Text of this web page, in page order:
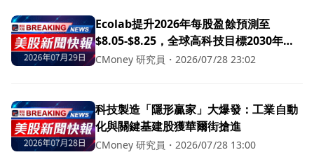
Ecolab提升2026年每股盈餘預測至
$8.05-$8.25，全球高科技目標2030年達
400億美元！
CMoney 研究員 ・ 2026/07/28 23:02
科技製造「隱形贏家」大爆發：工業自動
化與關鍵基建股獲華爾街搶進
CMoney 研究員 ・ 2026/07/28 13:00